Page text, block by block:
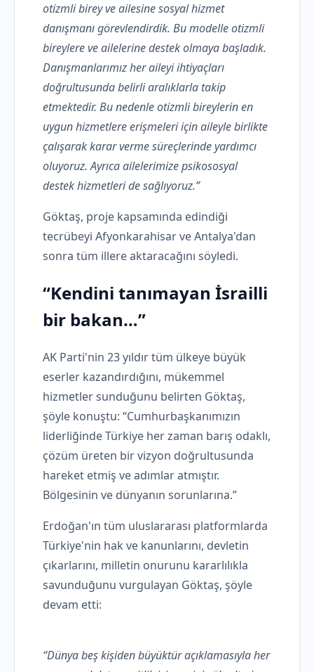
otizmli birey ve ailesine sosyal hizmet
danışmanı görevlendirdik. Bu modelle otizmli
bireylere ve ailelerine destek olmaya başladık.
Danışmanlarımız her aileyi ihtiyaçları
doğrultusunda belirli aralıklarla takip
etmektedir. Bu nedenle otizmli bireylerin en
uygun hizmetlere erişmeleri için aileyle birlikte
çalışarak karar verme süreçlerinde yardımcı
oluyoruz. Ayrıca ailelerimize psikososyal
destek hizmetleri de sağlıyoruz.”
Göktaş, proje kapsamında edindiği
tecrübeyi Afyonkarahisar ve Antalya'dan
sonra tüm illere aktaracağını söyledi.
“Kendini tanımayan İsrailli
bir bakan…”
AK Parti'nin 23 yıldır tüm ülkeye büyük
eserler kazandırdığını, mükemmel
hizmetler sunduğunu belirten Göktaş,
şöyle konuştu: “Cumhurbaşkanımızın
liderliğinde Türkiye her zaman barış odaklı,
çözüm üreten bir vizyon doğrultusunda
hareket etmiş ve adımlar atmıştır.
Bölgesinin ve dünyanın sorunlarına.”
Erdoğan'ın tüm uluslararası platformlarda
Türkiye'nin hak ve kanunlarını, devletin
çıkarlarını, milletin onurunu kararlılıkla
savunduğunu vurgulayan Göktaş, şöyle
devam etti:
“Dünya beş kişiden büyüktür açıklamasıyla her